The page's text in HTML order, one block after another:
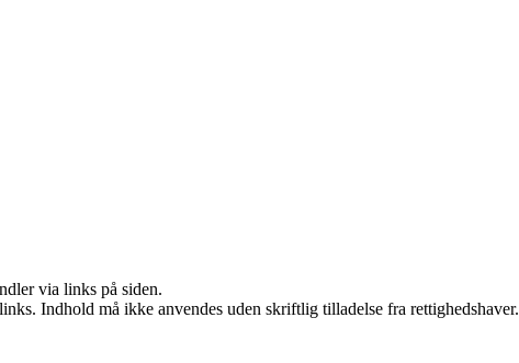
via links på siden.
Indhold må ikke anvendes uden skriftlig tilladelse fra rettighedshaver.